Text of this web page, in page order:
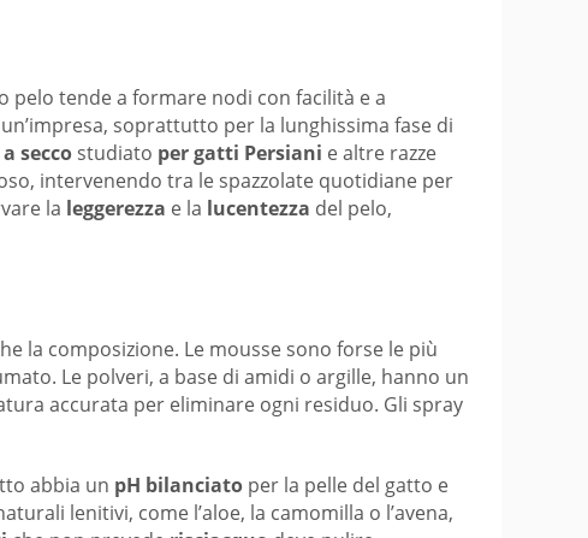
pelo tende a formare nodi con facilità e a
soprattutto per la lunghissima fase di
secco studiato per gatti Persiani e altre razze
intervenendo tra le spazzolate quotidiane per
la leggerezza e la lucentezza del pelo,
la composizione. Le mousse sono forse le più
Le polveri, a base di amidi o argille, hanno un
accurata per eliminare ogni residuo. Gli spray
abbia un pH bilanciato per la pelle del gatto e
lenitivi, come l’aloe, la camomilla o l’avena,